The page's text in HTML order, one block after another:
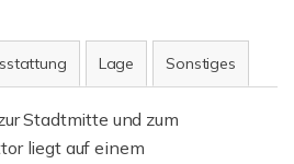
Lage Sonstiges
Stadtmitte und zum
liegt auf einem